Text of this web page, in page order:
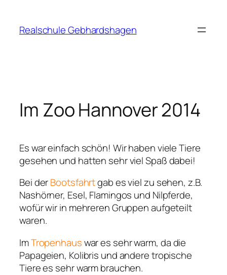
springen
Realschule Gebhardshagen
Im Zoo Hannover 2014
Es war einfach schön! Wir haben viele Tiere
gesehen und hatten sehr viel Spaß dabei!
Bei derBootsfahrtgab es viel zu sehen, z.B.
Nashörner, Esel, Flamingos und Nilpferde,
wofür wir in mehreren Gruppen aufgeteilt
waren.
ImTropenhauswar es sehr warm, da die
Papageien, Kolibris und andere tropische
Tiere es sehr warm brauchen.